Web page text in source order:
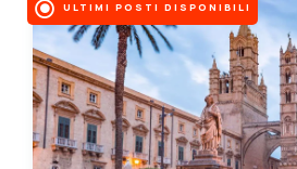
ULTIMI POSTI DISPONIBILI